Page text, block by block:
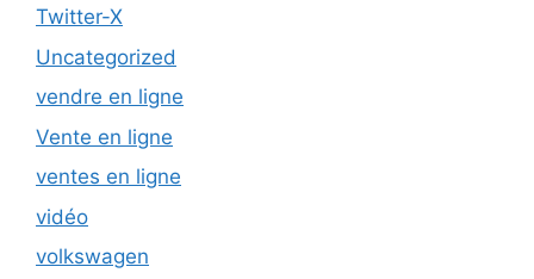
Twitter-X
Uncategorized
vendre en ligne
Vente en ligne
ventes en ligne
vidéo
volkswagen